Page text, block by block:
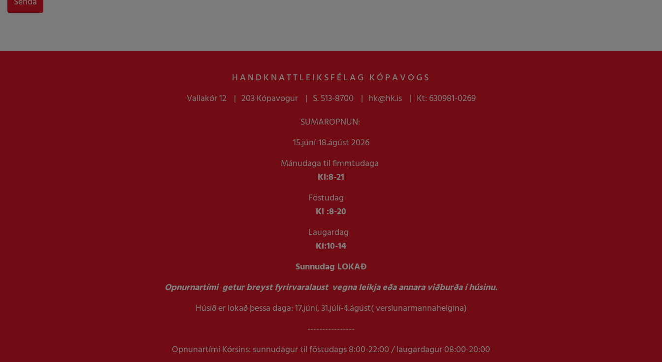
HANDKNATTLEIKSFÉLAG KÓPAVOGS
Vallakór 12
203 Kópavogur S. 513-8700 hk@hk.is
Kt: 630981-0269
SUMAROPNUN:
15.júní-18.ágúst 2026
Mánudaga til fimmtudaga
Kl:8-21
Föstudag
Kl :8-20
Laugardag
Kl:10-14
Sunnudag LOKAÐ
Opnurnartími getur breyst fyrirvaralaust vegna leikja eða annara viðburða í húsinu.
Húsið er lokað þessa daga: 17.júní, 31.júlí-4.ágúst( verslunarmannahelgina)
----------------
Opnunartími Kórsins: sunnudagur til föstudags 8:00-22:00 / laugardagur 08:00-20:00